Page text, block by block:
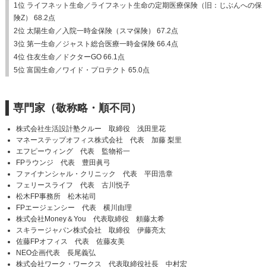
1位 ライフネット生命／ライフネット生命の定期医療保険（旧：じぶんへの保
険Z） 68.2点
2位 太陽生命／入院一時金保険（スマ保険） 67.2点
3位 第一生命／ジャスト総合医療一時金保険 66.4点
4位 住友生命／ドクターGO 66.1点
5位 富国生命／ワイド・プロテクト 65.0点
専門家（敬称略・順不同）
株式会社生活設計塾クルー 取締役 浅田里花
マネーステップオフィス株式会社 代表 加藤 梨里
エフピーウィング 代表 監物裕一
FPラウンジ 代表 豊田眞弓
ファイナンシャル・クリニック 代表 平田浩章
フェリースライフ 代表 古川悦子
松木FP事務所 松木祐司
FPエージェンシー 代表 横川由理
株式会社Money＆You 代表取締役 頼藤太希
スキラージャパン株式会社 取締役 伊藤亮太
佐藤FPオフィス 代表 佐藤友美
NEO企画代表 長尾義弘
株式会社ワーク・ワークス 代表取締役社長 中村宏